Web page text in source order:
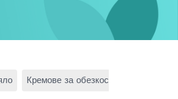
Кремове за обезкосмяване